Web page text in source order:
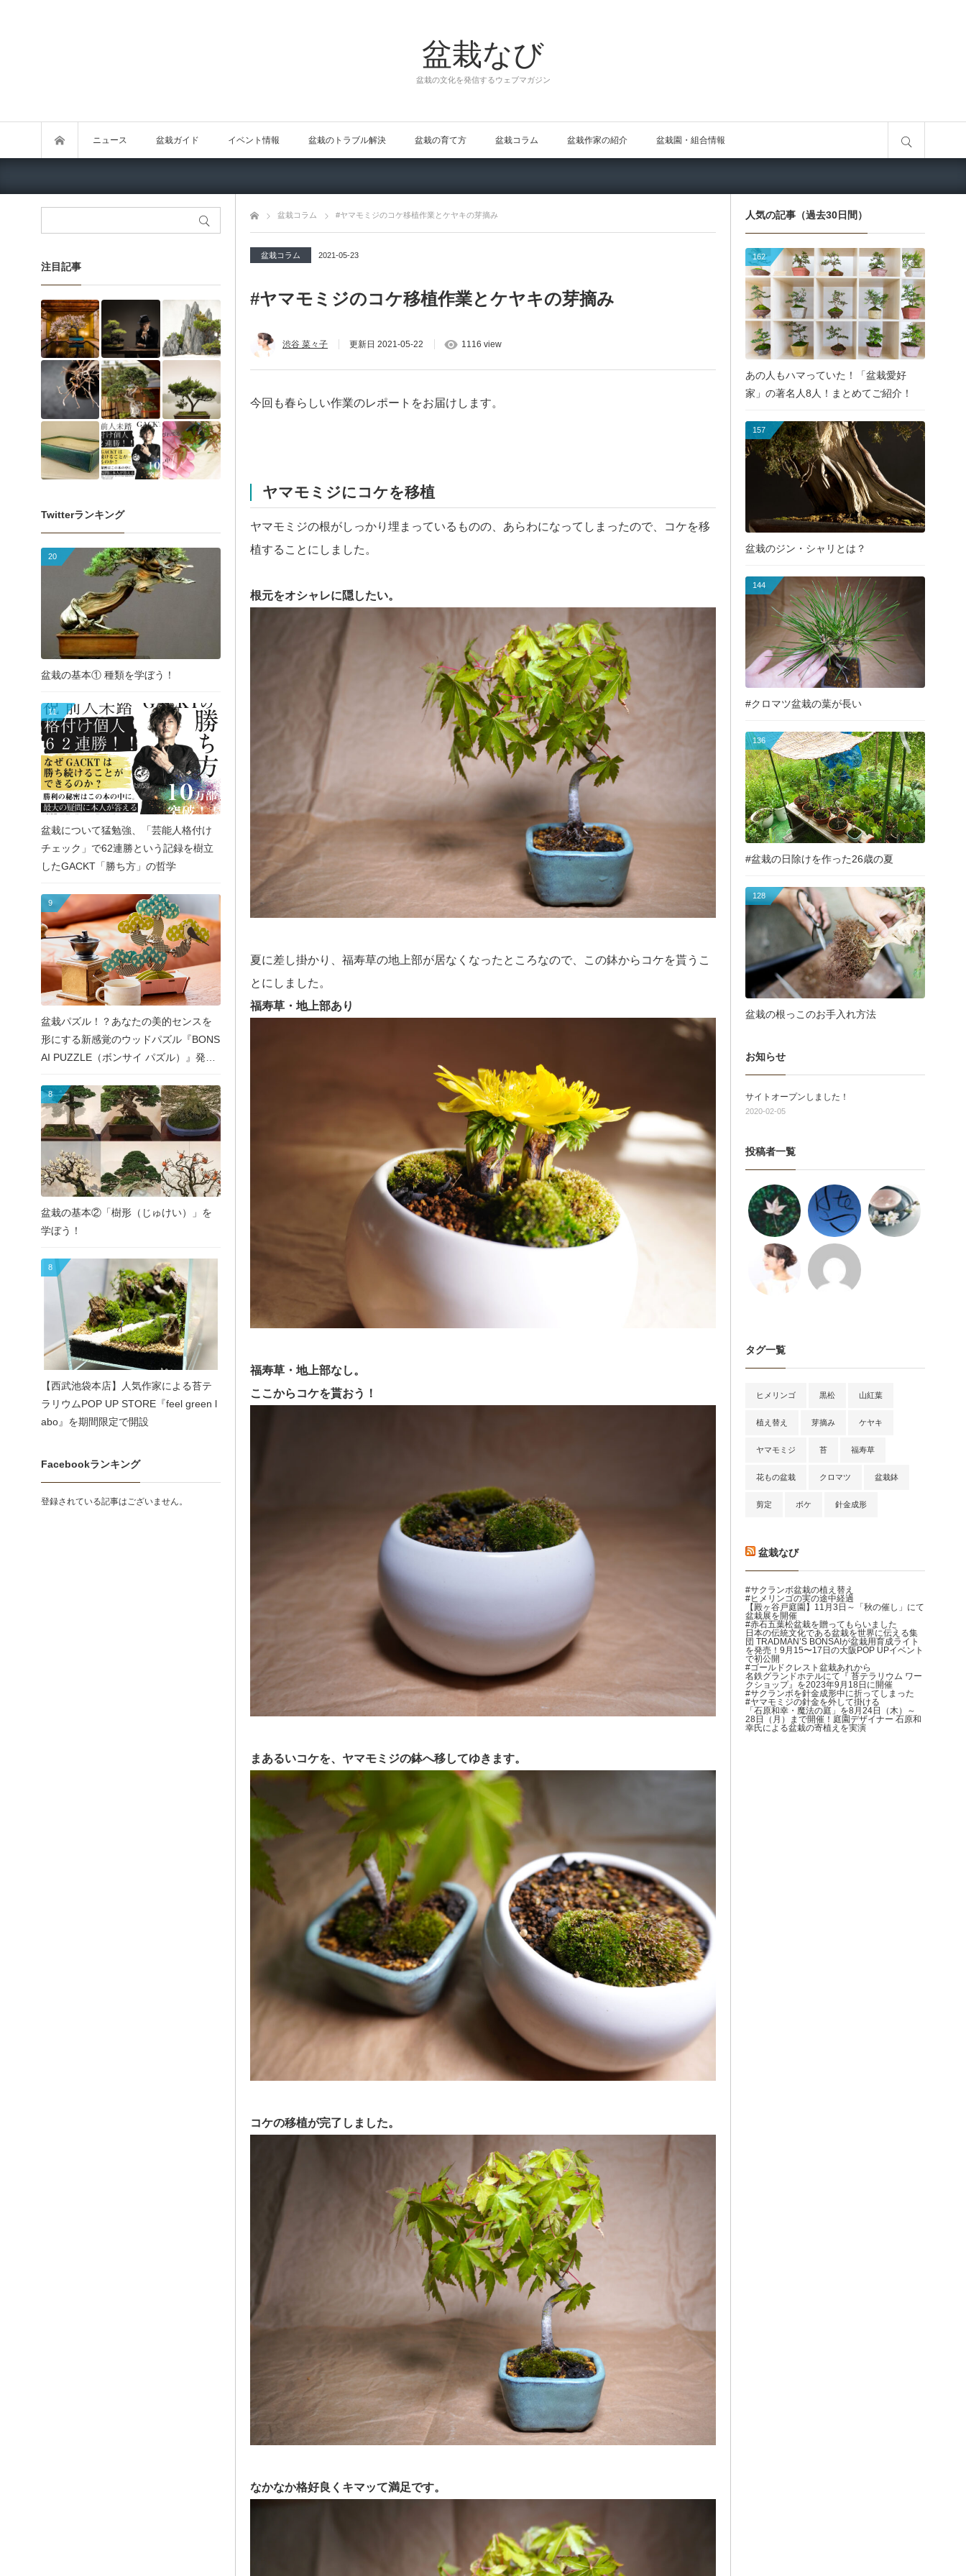
盆栽なび
盆栽の文化を発信するウェブマガジン
ニュース 盆栽ガイド イベント情報 盆栽のトラブル解決 盆栽の育て方 盆栽コラム 盆栽作家の紹介 盆栽園・組合情報
盆栽コラム #ヤマモミジのコケ移植作業とケヤキの芽摘み
盆栽コラム 2021-05-23
#ヤマモミジのコケ移植作業とケヤキの芽摘み
渋谷 菜々子 更新日 2021-05-22 1116 view
今回も春らしい作業のレポートをお届けします。
ヤマモミジにコケを移植
ヤマモミジの根がしっかり埋まっているものの、あらわになってしまったので、コケを移
植することにしました。
根元をオシャレに隠したい。
夏に差し掛かり、福寿草の地上部が居なくなったところなので、この鉢からコケを貰うこ
とにしました。
福寿草・地上部あり
福寿草・地上部なし。
ここからコケを貰おう！
まあるいコケを、ヤマモミジの鉢へ移してゆきます。
コケの移植が完了しました。
なかなか格好良くキマッて満足です。
注目記事
Twitterランキング
20
盆栽の基本① 種類を学ぼう！
11
盆栽について猛勉強、「芸能人格付け
チェック」で62連勝という記録を樹立
したGACKT「勝ち方」の哲学
9
盆栽パズル！？あなたの美的センスを
形にする新感覚のウッドパズル『BONS
AI PUZZLE（ボンサイ パズル）』発売
8
盆栽の基本②「樹形（じゅけい）」を
学ぼう！
8
【西武池袋本店】人気作家による苔テ
ラリウムPOP UP STORE『feel green l
abo』を期間限定で開設
Facebookランキング
登録されている記事はございません。
人気の記事（過去30日間）
162
あの人もハマっていた！「盆栽愛好
家」の著名人8人！まとめてご紹介！
157
盆栽のジン・シャリとは？
144
#クロマツ盆栽の葉が長い
136
#盆栽の日除けを作った26歳の夏
128
盆栽の根っこのお手入れ方法
お知らせ
サイトオープンしました！
2020-02-05
投稿者一覧
タグ一覧
ヒメリンゴ 黒松 山紅葉
植え替え 芽摘み ケヤキ
ヤマモミジ 苔 福寿草
花もの盆栽 クロマツ 盆栽鉢
剪定 ボケ 針金成形
盆栽なび
#サクランボ盆栽の植え替え
#ヒメリンゴの実の途中経過
【殿ヶ谷戸庭園】11月3日～「秋の催し」にて
盆栽展を開催
#赤石五葉松盆栽を贈ってもらいました
日本の伝統文化である盆栽を世界に伝える集
団 TRADMAN’S BONSAIが盆栽用育成ライト
を発売！9月15〜17日の大阪POP UPイベント
で初公開
#ゴールドクレスト盆栽あれから
名鉄グランドホテルにて『 苔テラリウム ワー
クショップ』を2023年9月18日に開催
#サクランボを針金成形中に折ってしまった
#ヤマモミジの針金を外して掛ける
「石原和幸・魔法の庭」を8月24日（木）～
28日（月）まで開催！庭園デザイナー 石原和
幸氏による盆栽の寄植えを実演